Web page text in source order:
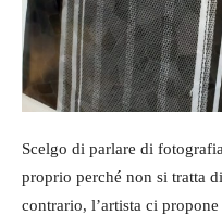
Scelgo di parlare di
proprio perché non si tratta
contrario, l’artista ci propone